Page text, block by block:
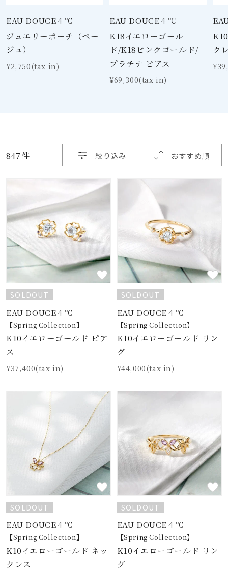
着用シーン
価格 ¥0
在庫 在庫ありのみ すべて表示
EAU DOUCE４℃
ジュエリーポーチ（ベー
ジュ）
¥2,750(tax in)
EAU DOUCE４℃
K18イエローゴール
ド/K18ピンクゴールド/
プラチナ ピアス
¥69,300(tax in)
ク
847件 絞り込み おすすめ順
SOLDOUT
EAU DOUCE４℃
【Spring Collection】
K10イエローゴールド ピア
ス
¥37,400(tax in)
SOLDOUT
EAU DOUCE４℃
【Spring Collection】
K10イエローゴールド リン
グ
¥44,000(tax in)
SOLDOUT
EAU DOUCE４℃
【Spring Collection】
K10イエローゴールド ネッ
クレス
SOLDOUT
EAU DOUCE４℃
【Spring Collection】
K10イエローゴールド リン
グ